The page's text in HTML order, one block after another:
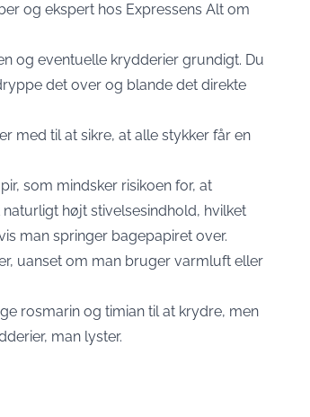
og ekspert hos Expressens Alt om
og eventuelle krydderier grundigt. Du
det over og blande det direkte
med til at sikre, at alle stykker får en
som mindsker risikoen for, at
højt stivelsesindhold, hvilket
man springer bagepapiret over.
uanset om man bruger varmluft eller
rosmarin og timian til at krydre, men
man lyster.